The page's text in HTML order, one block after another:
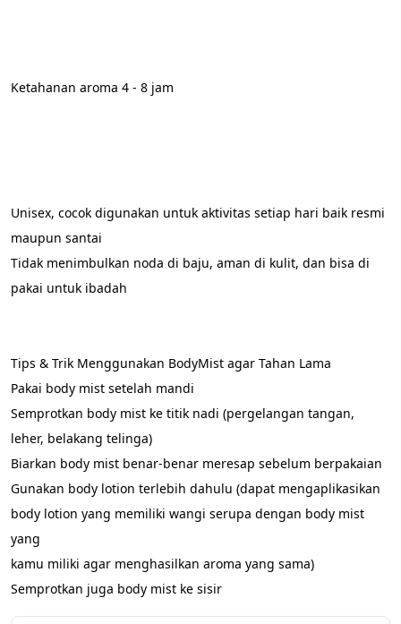
Ketahanan aroma 4 - 8 jam
Unisex, cocok digunakan untuk aktivitas setiap hari baik resmi
maupun santai
Tidak menimbulkan noda di baju, aman di kulit, dan bisa di
pakai untuk ibadah
Tips & Trik Menggunakan BodyMist agar Tahan Lama
Pakai body mist setelah mandi
Semprotkan body mist ke titik nadi (pergelangan tangan,
leher, belakang telinga)
Biarkan body mist benar-benar meresap sebelum berpakaian
Gunakan body lotion terlebih dahulu (dapat mengaplikasikan
body lotion yang memiliki wangi serupa dengan body mist
yang
kamu miliki agar menghasilkan aroma yang sama)
Semprotkan juga body mist ke sisir